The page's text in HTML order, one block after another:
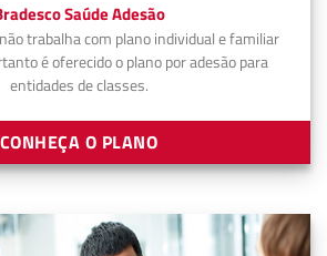
Saúde Adesão
trabalha com plano individual e familiar
é oferecido o plano por adesão para
entidades de classes.
CONHEÇA O PLANO